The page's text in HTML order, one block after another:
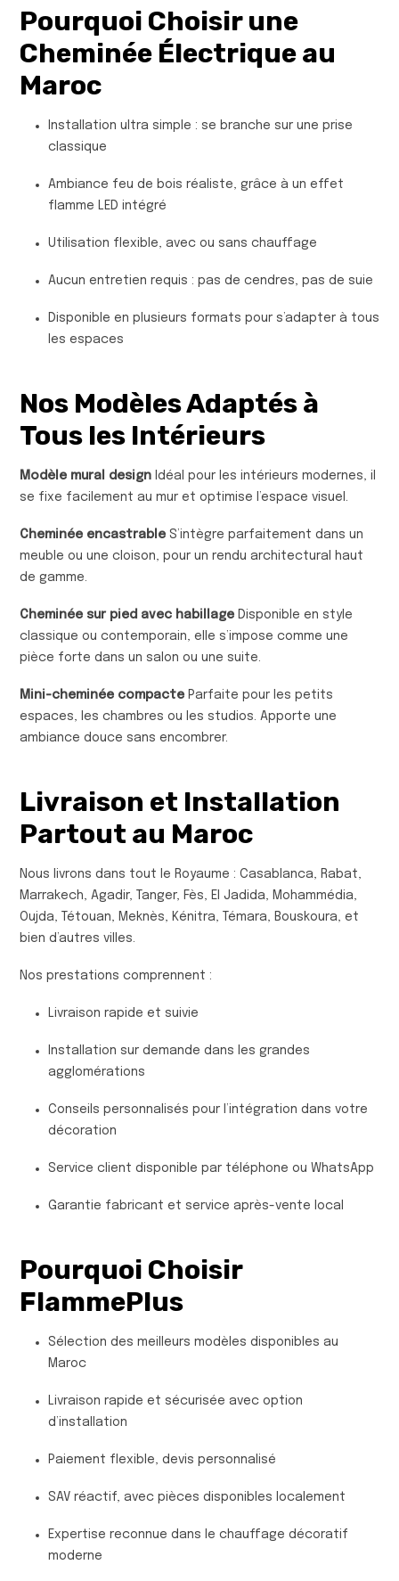
Pourquoi Choisir une
Cheminée Électrique au
Maroc
Installation ultra simple : se branche sur une prise
classique
Ambiance feu de bois réaliste, grâce à un effet
flamme LED intégré
Utilisation flexible, avec ou sans chauffage
Aucun entretien requis : pas de cendres, pas de suie
Disponible en plusieurs formats pour s’adapter à tous
les espaces
Nos Modèles Adaptés à
Tous les Intérieurs
Modèle mural design Idéal pour les intérieurs modernes, il
se fixe facilement au mur et optimise l’espace visuel.
Cheminée encastrable S’intègre parfaitement dans un
meuble ou une cloison, pour un rendu architectural haut
de gamme.
Cheminée sur pied avec habillage Disponible en style
classique ou contemporain, elle s’impose comme une
pièce forte dans un salon ou une suite.
Mini-cheminée compacte Parfaite pour les petits
espaces, les chambres ou les studios. Apporte une
ambiance douce sans encombrer.
Livraison et Installation
Partout au Maroc
Nous livrons dans tout le Royaume : Casablanca, Rabat,
Marrakech, Agadir, Tanger, Fès, El Jadida, Mohammédia,
Oujda, Tétouan, Meknès, Kénitra, Témara, Bouskoura, et
bien d’autres villes.
Nos prestations comprennent :
Livraison rapide et suivie
Installation sur demande dans les grandes
agglomérations
Conseils personnalisés pour l’intégration dans votre
décoration
Service client disponible par téléphone ou WhatsApp
Garantie fabricant et service après-vente local
Pourquoi Choisir
FlammePlus
Sélection des meilleurs modèles disponibles au
Maroc
Livraison rapide et sécurisée avec option
d’installation
Paiement flexible, devis personnalisé
SAV réactif, avec pièces disponibles localement
Expertise reconnue dans le chauffage décoratif
moderne